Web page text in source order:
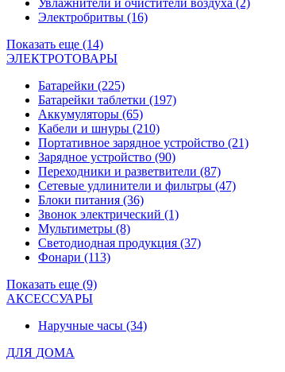
Увлажнители и очистители воздуха (2)
Электробритвы (16)
Показать еще (14)
ЭЛЕКТРОТОВАРЫ
Батарейки (225)
Батарейки таблетки (197)
Аккумуляторы (65)
Кабели и шнуры (210)
Портативное зарядное устройство (21)
Зарядное устройство (90)
Переходники и разветвители (87)
Сетевые удлинители и фильтры (47)
Блоки питания (36)
Звонок электрический (1)
Мультиметры (8)
Светодиодная продукция (37)
Фонари (113)
Показать еще (9)
АКСЕССУАРЫ
Наручные часы (34)
ДЛЯ ДОМА